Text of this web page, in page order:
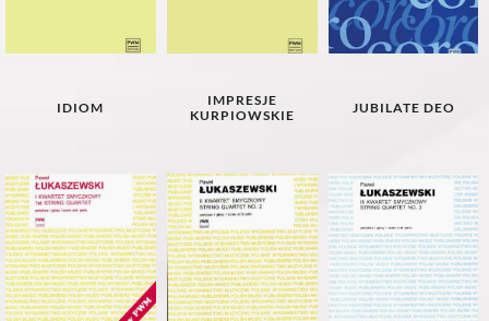
IDIOM
IMPRESJE
KURPIOWSKIE
JUBILATE DEO